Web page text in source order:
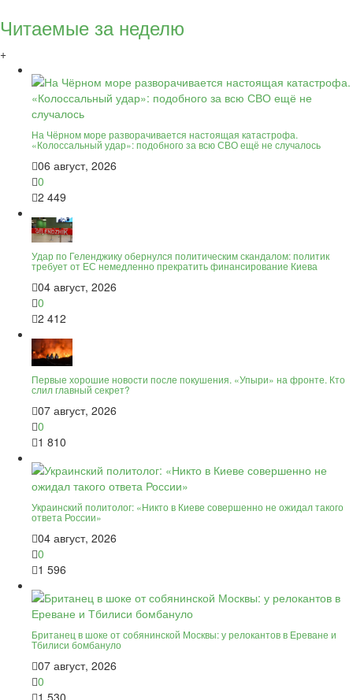
Читаемые за неделю
+
На Чёрном море разворачивается настоящая катастрофа.
«Колоссальный удар»: подобного за всю СВО ещё не случалось
06 август, 2026
0
2 449
Удар по Геленджику обернулся политическим скандалом: политик
требует от ЕС немедленно прекратить финансирование Киева
04 август, 2026
0
2 412
Первые хорошие новости после покушения. «Упыри» на фронте. Кто
слил главный секрет?
07 август, 2026
0
1 810
Украинский политолог: «Никто в Киеве совершенно не ожидал такого
ответа России»
04 август, 2026
0
1 596
Британец в шоке от собянинской Москвы: у релокантов в Ереване и
Тбилиси бомбануло
07 август, 2026
0